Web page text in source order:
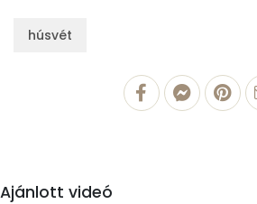
húsvét
Ajánlott videó